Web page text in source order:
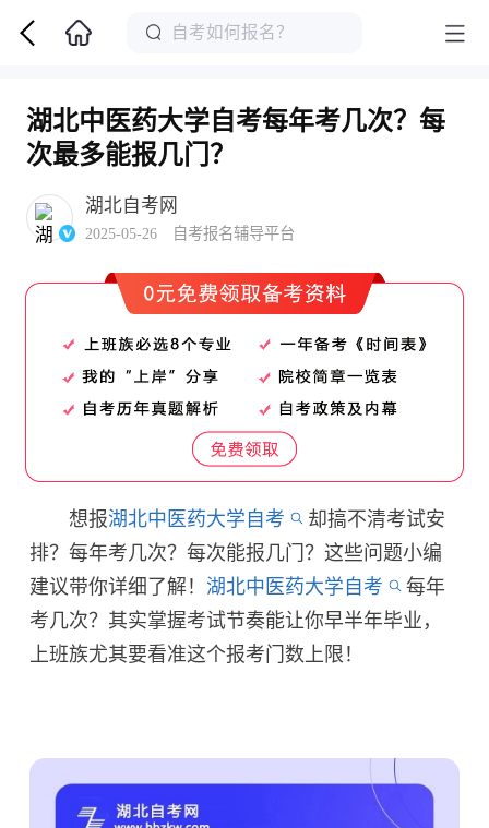
湖北中医药大学自考每年考几次？每
次最多能报几门？
湖北自考网
2025-05-26 自考报名辅导平台
想报湖北中医药大学自考
却搞不清考试安
排？每年考几次？每次能报几门？这些问题小编
建议带你详细了解！ 湖北中医药大学自考
每年
考几次？其实掌握考试节奏能让你早半年毕业，
上班族尤其要看准这个报考门数上限！